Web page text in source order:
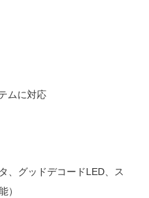
ムに対応
、グッドデコードLED、ス
）